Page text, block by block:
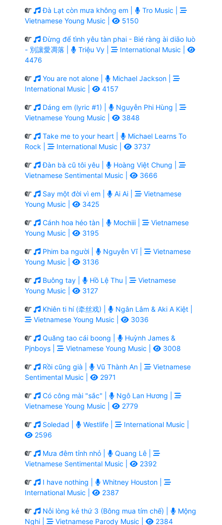
Đà Lạt còn mưa không em |
Tro Music |
Vietnamese Young Music |
5150
Đừng để tình yêu tàn phai - Bié ràng ài diāo luò
- 別讓愛凋落 |
Triệu Vy |
International Music |
4476
You are not alone |
Michael Jackson |
International Music |
4157
Dáng em (lyric #1) |
Nguyễn Phi Hùng |
Vietnamese Young Music |
3848
Take me to your heart |
Michael Learns To
Rock |
International Music | 3737
Đàn bà cũ tôi yêu |
Hoàng Việt Chung |
Vietnamese Sentimental Music |
3666
Say một đời vì em | Ai Ai |
Vietnamese
Young Music |
3425
Cánh hoa héo tàn | Mochiii |
Vietnamese
Young Music |
3195
Phim ba người | Nguyễn Vĩ |
Vietnamese
Young Music |
3136
Buông tay | Hồ Lệ Thu |
Vietnamese
Young Music |
3127
Khiên ti hí (牵丝戏) |
Ngân Lâm & Aki A Kiệt |
Vietnamese Young Music |
3036
Quăng tao cái boong |
Huỳnh James &
Pjnboys |
Vietnamese Young Music | 3008
Rồi cũng già | Vũ Thành An |
Vietnamese
Sentimental Music |
2971
Có công mài "sắc" |
Ngô Lan Hương |
Vietnamese Young Music |
2779
Soledad | Westlife |
International Music |
2596
Mưa đêm tỉnh nhỏ |
Quang Lê |
Vietnamese Sentimental Music |
2392
I have nothing |
Whitney Houston |
International Music |
2387
Nỗi lòng kẻ thứ 3 (Bông mua tím chế) |
Mộng
Nghi |
Vietnamese Parody Music | 2384